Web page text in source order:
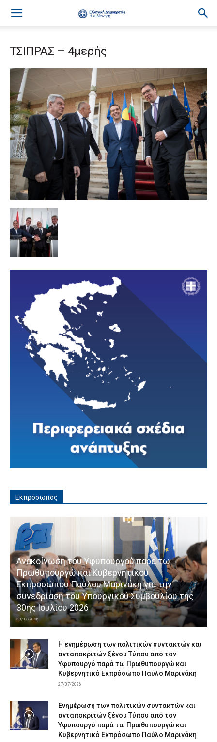
ΤΣΙΠΡΑΣ – 4μερής
Εκπρόσωπος
Ανακοίνωση του Υφυπουργού παρά τω
Πρωθυπουργώ και Κυβερνητικού
Εκπροσώπου Παύλου Μαρινάκη για την
συνεδρίαση του Υπουργικού Συμβουλίου της
30ης Ιουλίου 2026
30/07/2026
Η ενημέρωση των πολιτικών συντακτών και
ανταποκριτών ξένου Τύπου από τον
Υφυπουργό παρά τω Πρωθυπουργώ και
Κυβερνητικό Εκπρόσωπο Παύλο Μαρινάκη
27/07/2026
Ενημέρωση των πολιτικών συντακτών και
ανταποκριτών ξένου Τύπου από τον
Υφυπουργό παρά τω Πρωθυπουργώ και
Κυβερνητικό Εκπρόσωπο Παύλο Μαρινάκη